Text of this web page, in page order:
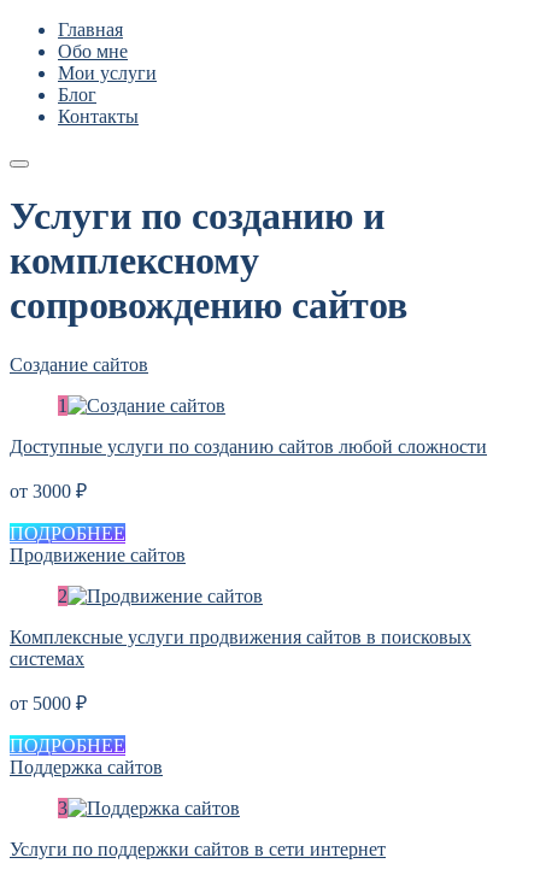
Главная
Обо мне
Мои услуги
Блог
Контакты
Услуги по созданию и
комплексному
сопровождению сайтов
Создание сайтов
Доступные услуги по созданию сайтов любой сложности
от 3000 ₽
ПОДРОБНЕЕ
Продвижение сайтов
Комплексные услуги продвижения сайтов в поисковых
системах
от 5000 ₽
ПОДРОБНЕЕ
Поддержка сайтов
Услуги по поддержки сайтов в сети интернет